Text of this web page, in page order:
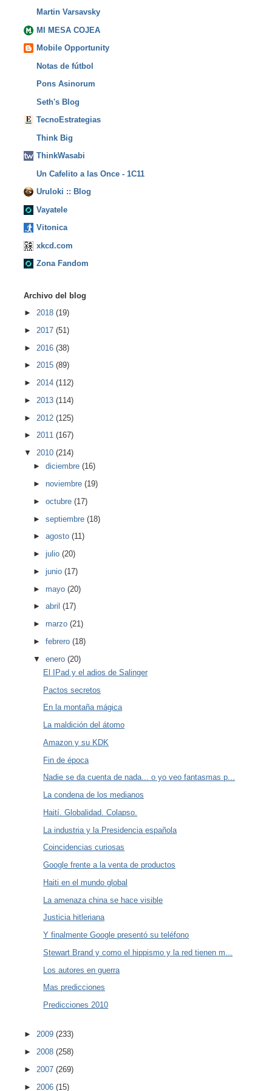
Martin Varsavsky
MI MESA COJEA
Mobile Opportunity
Notas de fútbol
Pons Asinorum
Seth's Blog
TecnoEstrategias
Think Big
ThinkWasabi
Un Cafelito a las Once - 1C11
Uruloki :: Blog
Vayatele
Vitonica
xkcd.com
Zona Fandom
Archivo del blog
► 2018 (19)
► 2017 (51)
► 2016 (38)
► 2015 (89)
► 2014 (112)
► 2013 (114)
► 2012 (125)
► 2011 (167)
▼ 2010 (214)
►diciembre(16)
►noviembre(19)
►octubre(17)
►septiembre(18)
►agosto(11)
►julio(20)
►junio(17)
►mayo(20)
►abril(17)
►marzo(21)
►febrero(18)
▼enero(20)
El IPad y el adios de Salinger
Pactos secretos
En la montaña mágica
La maldición del átomo
Amazon y su KDK
Fin de época
Nadie se da cuenta de nada... o yo veo fantasmas p...
La condena de los medianos
Haití. Globalidad. Colapso.
La industria y la Presidencia española
Coincidencias curiosas
Google frente a la venta de productos
Haiti en el mundo global
La amenaza china se hace visible
Justicia hitleriana
Y finalmente Google presentó su teléfono
Stewart Brand y como el hippismo y la red tienen m...
Los autores en guerra
Mas predicciones
Predicciones 2010
► 2009 (233)
► 2008 (258)
► 2007 (269)
► 2006 (15)